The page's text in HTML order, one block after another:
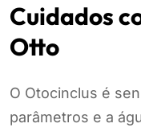
Cuidados
Otto
O Otocinclus é
parâmetros e a